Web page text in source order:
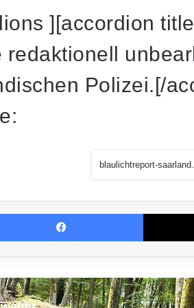
][accordion
redaktionell
Polizei.[/
Facebook